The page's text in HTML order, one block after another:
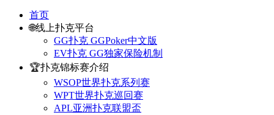
首页
🌐线上扑克平台
GG扑克 GGPoker中文版
EV扑克 GG独家保险机制
🏆扑克锦标赛介绍
WSOP世界扑克系列赛
WPT世界扑克巡回赛
APL亚洲扑克联盟盃